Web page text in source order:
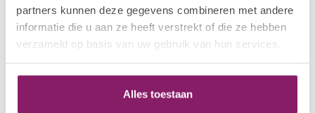
partners kunnen deze gegevens combineren met andere
informatie die u aan ze heeft verstrekt of die ze hebben
verzameld op basis van uw gebruik van hun services.
Alles toestaan
VANI-T
Vani-T Mineral Powder
Foundation - Almondine
Op voorraad
€49,98
€39,98